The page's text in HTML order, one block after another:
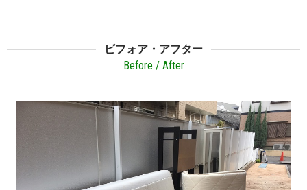
ビフォア・アフター
Before / After